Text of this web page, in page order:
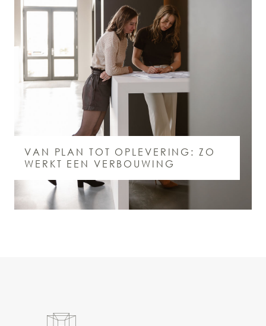
VAN PLAN TOT OPLEVERING: ZO
WERKT EEN VERBOUWING